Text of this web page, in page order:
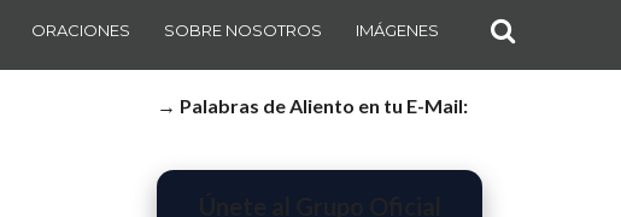
ORACIONES SOBRE NOSOTROS IMÁGENES
→ Palabras de Aliento en tu E-Mail: